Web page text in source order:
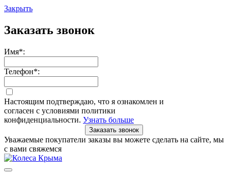
Закрыть
Заказать звонок
Имя*:
Телефон*:
Настоящим подтверждаю, что я ознакомлен и
согласен с условиями политики
конфиденциальности. Узнать больше
Заказать звонок
Уважаемые покупатели заказы вы можете сделать на сайте, мы
с вами свяжемся